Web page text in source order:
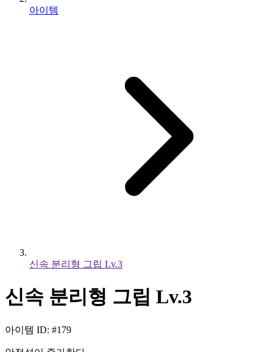
아이템
신속 분리형 그립 Lv.3
신속 분리형 그립 Lv.3
아이템 ID: #179